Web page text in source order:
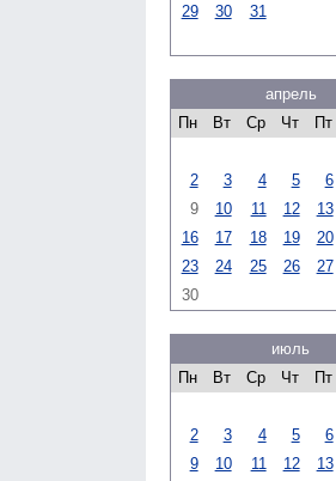
29
30 31
апрель
Пн
Вт Ср Чт Пт
2
3 4 5 6
9
10 11 12 13
16
17 18 19 20
23
24 25 26 27
30
июль
Пн
Вт Ср Чт Пт
2
3 4 5 6
9
10 11 12 13